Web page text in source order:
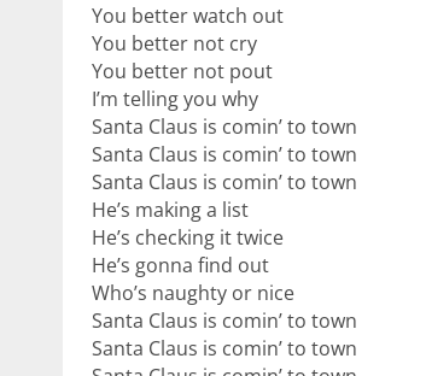
You better watch out
You better not cry
You better not pout
I’m telling you why
Santa Claus is comin’ to town
Santa Claus is comin’ to town
Santa Claus is comin’ to town
He’s making a list
He’s checking it twice
He’s gonna find out
Who’s naughty or nice
Santa Claus is comin’ to town
Santa Claus is comin’ to town